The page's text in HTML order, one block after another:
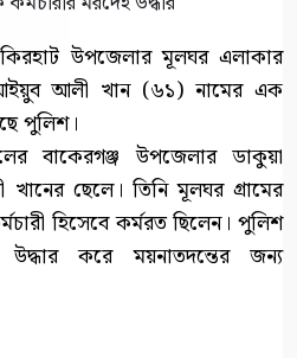
উপজেলার মূলঘর এলাকার
আলী খান (৬১) নামের এক
পুলিশ।
বাকেরগঞ্জ উপজেলার ডাকুয়া
ছেলে। তিনি মূলঘর গ্রামের
হিসেবে কর্মরত ছিলেন। পুলিশ
উদ্ধার করে ময়নাতদন্তের জন্য